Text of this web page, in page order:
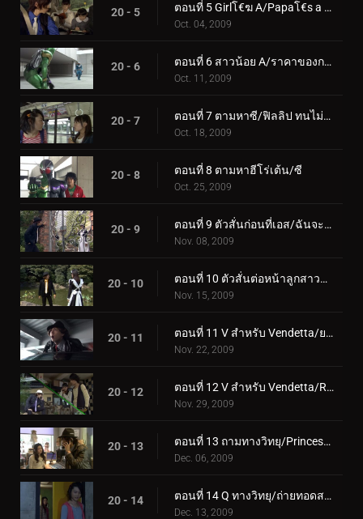
20 - 5 ตอนที่ 5 Girlโ€ฆ A/Papaโ€s a Kamen Rider
Oct. 04, 2009
20 - 6 ตอนที่ 6 สาวน้อย A/ราคาของการโกหก
Oct. 11, 2009
20 - 7 ตอนที่ 7 ตามหาซี/ฟิลลิป ทนไม่ไหวแล้ว
Oct. 18, 2009
20 - 8 ตอนที่ 8 ตามหาฮีโร่เต้น/ซี
Oct. 25, 2009
20 - 9 ตอนที่ 9 ตัวสั่นก่อนที่เอส/ฉันจะเจอนักสืบสาวใช้!
Nov. 08, 2009
20 - 10 ตอนที่ 10 ตัวสั่นต่อหน้าลูกสาวของ S/The Ace Detective
Nov. 15, 2009
20 - 11 ตอนที่ 11 V สำหรับ Vendetta/ยานพาหนะที่ติดเชื้อ
Nov. 22, 2009
20 - 12 ตอนที่ 12 V สำหรับ Vendetta/Raging Beast
Nov. 29, 2009
20 - 13 ตอนที่ 13 ถามทางวิทยุ/Princess Under Fire
Dec. 06, 2009
20 - 14 ตอนที่ 14 Q ทางวิทยุ/ถ่ายทอดสดที่ Riot
Dec. 13, 2009